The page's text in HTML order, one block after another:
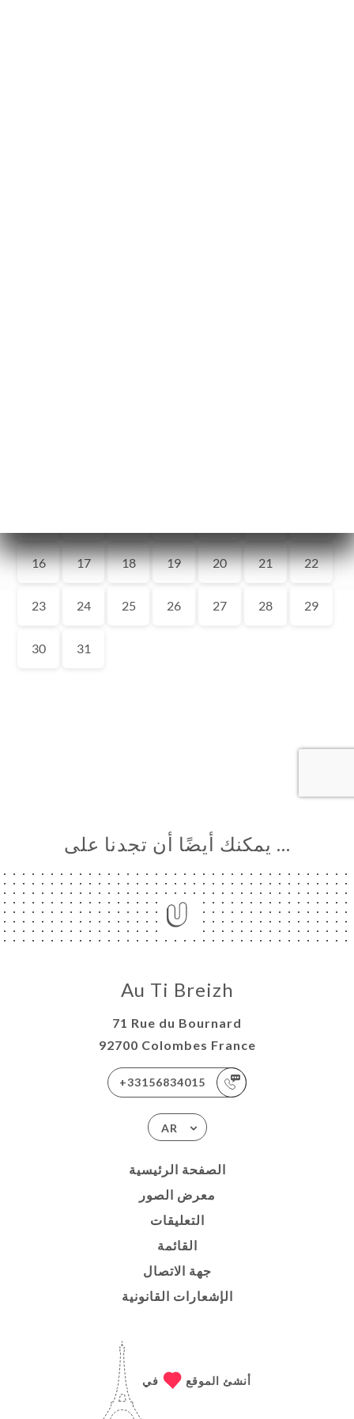
… يمكنك أيضًا أن تجدنا على
Au Ti Breizh
71 Rue du Bournard
92700 Colombes France
+33156834015
AR
الصفحة الرئيسية
معرض الصور
التعليقات
القائمة
جهة الاتصال
الإشعارات القانونية
أنشئ الموقع في